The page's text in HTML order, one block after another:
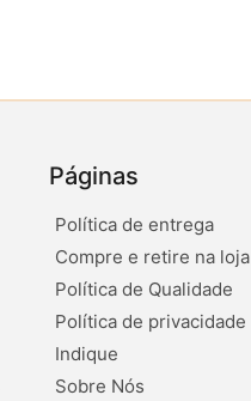
Páginas
Política de entrega
Compre e retire na loja
Política de Qualidade
Política de privacidade
Indique
Sobre Nós